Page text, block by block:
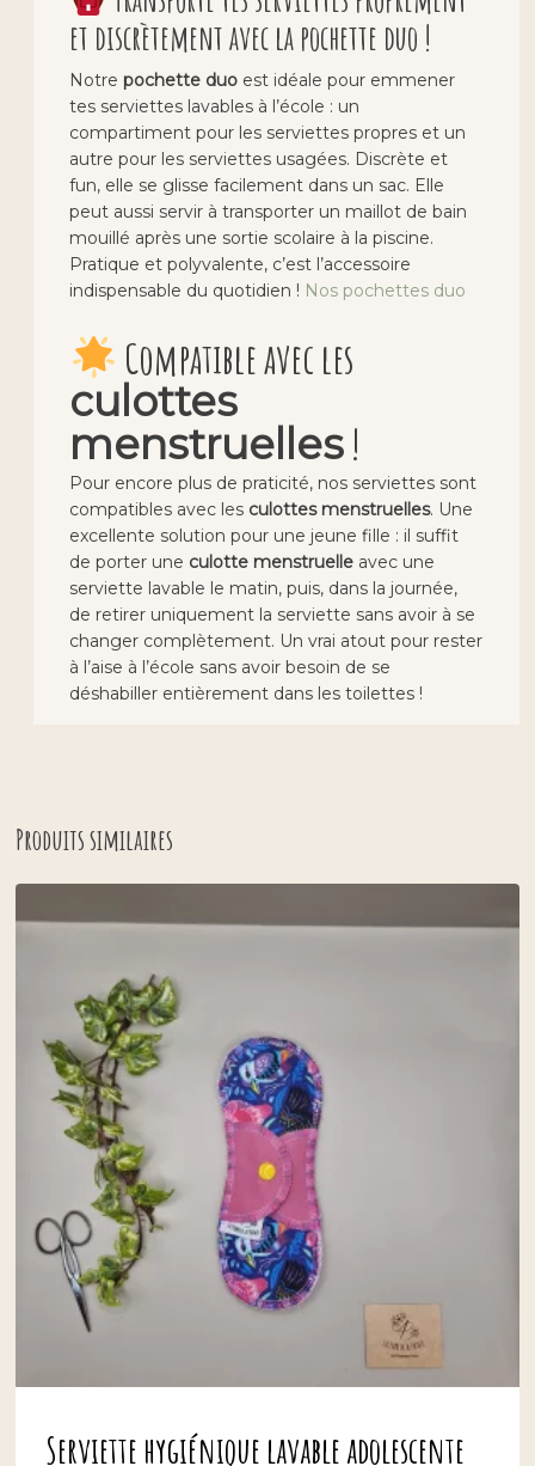
et discrètement avec la pochette duo !
Notrepochette duo est idéale pour emmener
tes serviettes lavables à l’école : un
compartiment pour les serviettes propres et un
autre pour les serviettes usagées. Discrète et
fun, elle se glisse facilement dans un sac. Elle
peut aussi servir à transporter un maillot de bain
mouillé après une sortie scolaire à la piscine.
Pratique et polyvalente, c’est l’accessoire
indispensable du quotidien ! Nos pochettes duo
Compatible avec les
culottes
menstruelles!
Pour encore plus de praticité, nos serviettes sont
compatibles avec les culottes menstruelles. Une
excellente solution pour une jeune fille : il suffit
de porter une culotte menstruelle avec une
serviette lavable le matin, puis, dans la journée,
de retirer uniquement la serviette sans avoir à se
changer complètement. Un vrai atout pour rester
à l’aise à l’école sans avoir besoin de se
déshabiller entièrement dans les toilettes !
Produits similaires
Serviette hygiénique lavable adolescente